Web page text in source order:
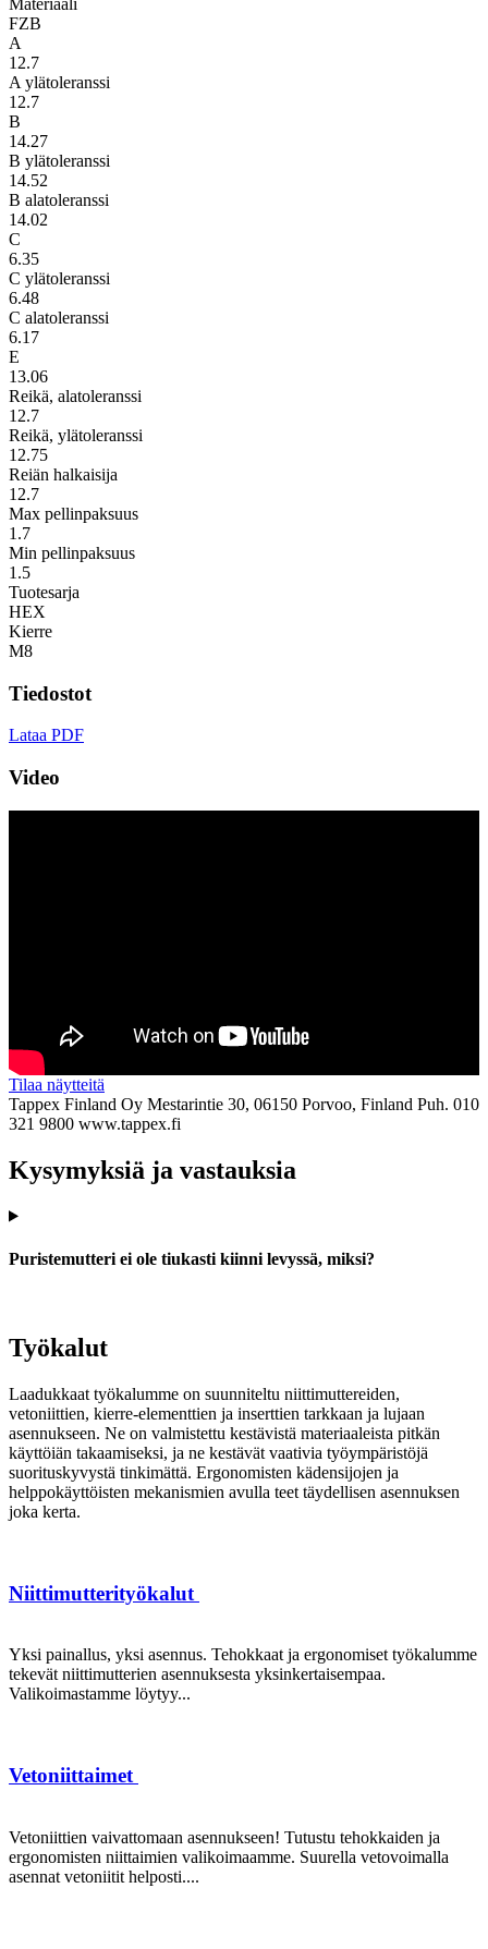
FZB
A
12.7
A ylätoleranssi
12.7
B
14.27
B ylätoleranssi
14.52
B alatoleranssi
14.02
C
6.35
C ylätoleranssi
6.48
C alatoleranssi
6.17
E
13.06
Reikä, alatoleranssi
12.7
Reikä, ylätoleranssi
12.75
Reiän halkaisija
12.7
Max pellinpaksuus
1.7
Min pellinpaksuus
1.5
Tuotesarja
HEX
Kierre
M8
Tiedostot
Lataa PDF
Video
Tilaa näytteitä
Tappex Finland Oy Mestarintie 30, 06150 Porvoo, Finland Puh. 010
321 9800 www.tappex.fi
Kysymyksiä ja vastauksia
Puristemutteri ei ole tiukasti kiinni levyssä, miksi?
Työkalut
Laadukkaat työkalumme on suunniteltu niittimuttereiden,
vetoniittien, kierre-elementtien ja inserttien tarkkaan ja lujaan
asennukseen. Ne on valmistettu kestävistä materiaaleista pitkän
käyttöiän takaamiseksi, ja ne kestävät vaativia työympäristöjä
suorituskyvystä tinkimättä. Ergonomisten kädensijojen ja
helppokäyttöisten mekanismien avulla teet täydellisen asennuksen
joka kerta.
Niittimutterityökalut
Yksi painallus, yksi asennus. Tehokkaat ja ergonomiset työkalumme
tekevät niittimutterien asennuksesta yksinkertaisempaa.
Valikoimastamme löytyy...
Vetoniittaimet
Vetoniittien vaivattomaan asennukseen! Tutustu tehokkaiden ja
ergonomisten niittaimien valikoimaamme. Suurella vetovoimalla
asennat vetoniitit helposti....